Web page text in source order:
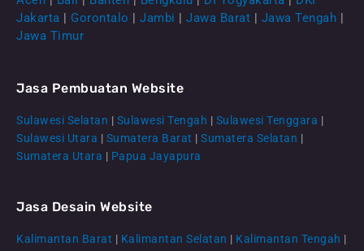
Jakarta | Gorontalo | Jambi | Jawa Barat | Jawa Tengah |
Jawa Timur
Jasa Pembuatan Website
Sulawesi Selatan | Sulawesi Tengah | Sulawesi Tenggara |
Sulawesi Utara | Sumatera Barat | Sumatera Selatan |
Sumatera Utara | Papua Jayapura
Jasa Desain Website
Kalimantan Barat | Kalimantan Selatan | Kalimantan Tengah |